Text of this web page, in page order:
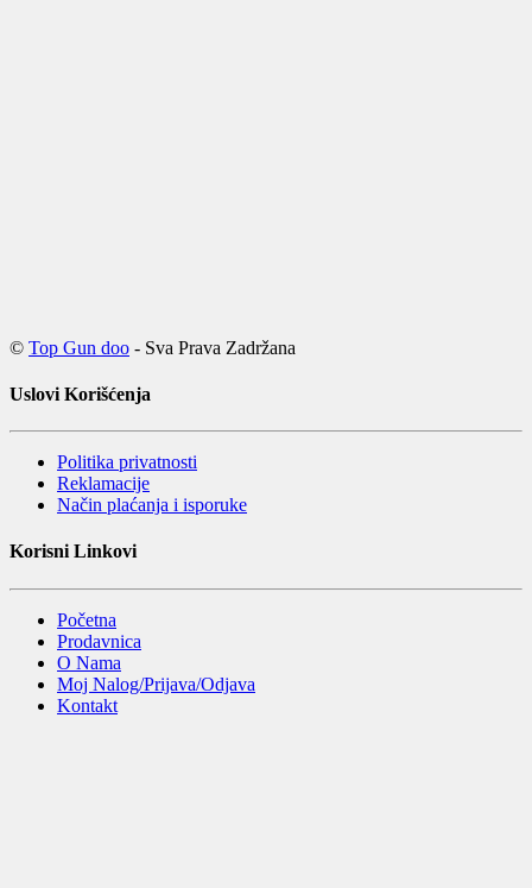
© Top Gun doo - Sva Prava Zadržana
Uslovi Korišćenja
Politika privatnosti
Reklamacije
Način plaćanja i isporuke
Korisni Linkovi
Početna
Prodavnica
O Nama
Moj Nalog/Prijava/Odjava
Kontakt